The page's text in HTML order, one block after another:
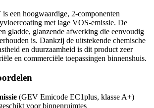
is een hoogwaardige, 2-componenten
met lage VOS-emissie. De
gladde, glanzende afwerking die eenvoudig
is. Dankzij de uitstekende chemische
en duurzaamheid is dit product zeer
en commerciële toepassingen binnenshuis.
(GEV Emicode EC1plus, klasse A+)
voor binnenruimtes